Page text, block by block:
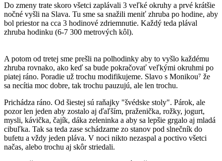
Do zmeny trate skoro všetci zaplávali 3 veľké okruhy a prvé krátšie
nočné vyšli na Slava. Tu sme sa snažili meniť zhruba po hodine, aby
bol priestor na cca 3 hodinové zdriemnutie. Každý teda plával
zhruba hodinku (6-7 300 metrových kôl).
A potom od tretej sme prešli na polhodinky aby to vyšlo každému
zhruba rovnako, ako keď sa bude pokračovať veľkými okruhmi po
piatej ráno. Poradie už trochu modifikujeme. Slavo s Monikou⁷ že
sa necítia moc dobre, tak trochu pauzujú, ale len trochu.
Prichádza ráno. Od šiestej sú raňajky "švédske stoly". Párok, ale
pozor len jeden aby zostalo aj ďaľším, praženička, rožky, jogurt,
mysli, kávička, čajík, dáka zeleninka a aby sa lepšie grgalo aj mladá
cibuľka. Tak sa teda zase schádzame zo stanov pod slnečník do
bufetu a vždy jeden pláva. V noci nikto nezaspal a poctivo všetci
načas, alebo trochu aj skôr striedali.